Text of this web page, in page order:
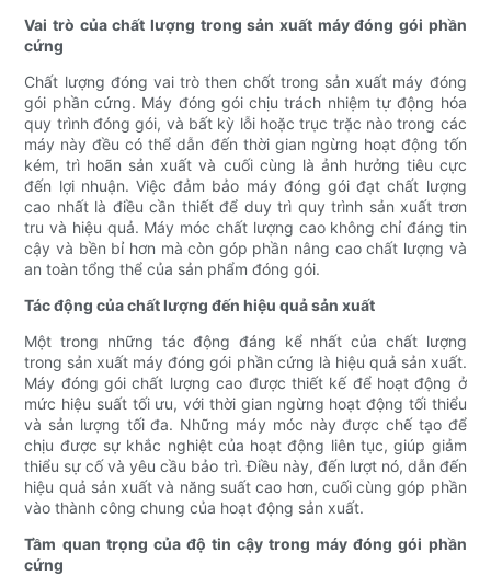
Vai trò của chất lượng trong sản xuất máy đóng gói phần
cứng
Chất lượng đóng vai trò then chốt trong sản xuất máy đóng
gói phần cứng. Máy đóng gói chịu trách nhiệm tự động hóa
quy trình đóng gói, và bất kỳ lỗi hoặc trục trặc nào trong các
máy này đều có thể dẫn đến thời gian ngừng hoạt động tốn
kém, trì hoãn sản xuất và cuối cùng là ảnh hưởng tiêu cực
đến lợi nhuận. Việc đảm bảo máy đóng gói đạt chất lượng
cao nhất là điều cần thiết để duy trì quy trình sản xuất trơn
tru và hiệu quả. Máy móc chất lượng cao không chỉ đáng tin
cậy và bền bỉ hơn mà còn góp phần nâng cao chất lượng và
an toàn tổng thể của sản phẩm đóng gói.
Tác động của chất lượng đến hiệu quả sản xuất
Một trong những tác động đáng kể nhất của chất lượng
trong sản xuất máy đóng gói phần cứng là hiệu quả sản xuất.
Máy đóng gói chất lượng cao được thiết kế để hoạt động ở
mức hiệu suất tối ưu, với thời gian ngừng hoạt động tối thiểu
và sản lượng tối đa. Những máy móc này được chế tạo để
chịu được sự khắc nghiệt của hoạt động liên tục, giúp giảm
thiểu sự cố và yêu cầu bảo trì. Điều này, đến lượt nó, dẫn đến
hiệu quả sản xuất và năng suất cao hơn, cuối cùng góp phần
vào thành công chung của hoạt động sản xuất.
Tầm quan trọng của độ tin cậy trong máy đóng gói phần
cứng